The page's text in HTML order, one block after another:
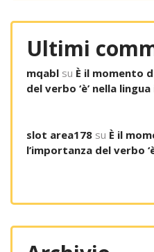
Ultimi
mqabl su È il momento
del verbo ‘è’ nella
slot area178 su È il
l’importanza del verbo